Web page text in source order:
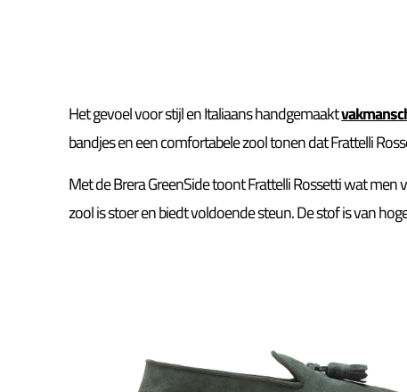
Het gevoel voor stijl en Italiaans handgemaakt
bandjes en een comfortabele zool tonen dat Frattelli
Met de Brera GreenSide toont Frattelli Rossetti wat
zool is stoer en biedt voldoende steun. De stof is van